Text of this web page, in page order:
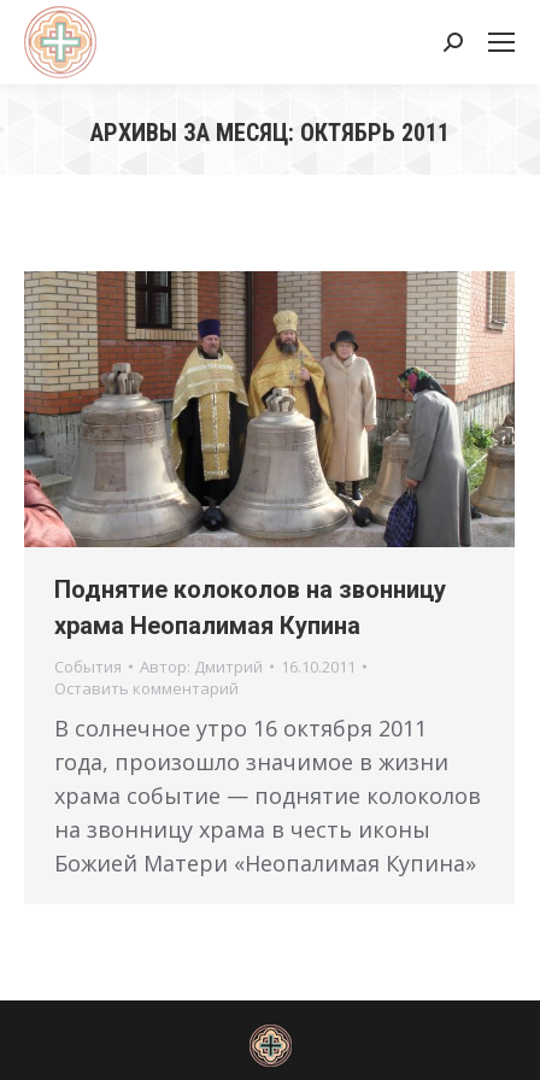
Поиск:
АРХИВЫ ЗА МЕСЯЦ: ОКТЯБРЬ 2011
Поднятие колоколов на звонницу
храма Неопалимая Купина
События Автор: Дмитрий
16.10.2011
Оставить комментарий
В солнечное утро 16 октября 2011
года, произошло значимое в жизни
храма событие — поднятие колоколов
на звонницу храма в честь иконы
Божией Матери «Неопалимая Купина»